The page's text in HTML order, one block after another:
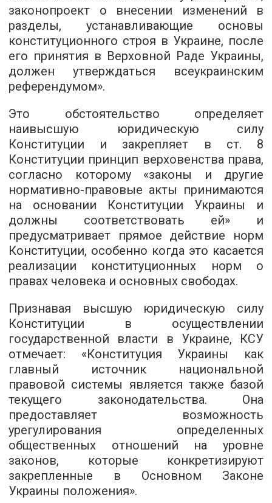
законопроект о внесении изменений в
разделы, устанавливающие основы
конституционного строя в Украине, после
его принятия в Верховной Раде Украины,
должен утверждаться всеукраинским
референдумом».
Это обстоятельство определяет
наивысшую юридическую силу
Конституции и закрепляет в ст. 8
Конституции принцип верховенства права,
согласно которому «законы и другие
нормативно-правовые акты принимаются
на основании Конституции Украины и
должны соответствовать ей» и
предусматривает прямое действие норм
Конституции, особенно когда это касается
реализации конституционных норм о
правах человека и основных свободах.
Признавая высшую юридическую силу
Конституции в осуществлении
государственной власти в Украине, КСУ
отмечает: «Конституция Украины как
главный источник национальной
правовой системы является также базой
текущего законодательства. Она
предоставляет возможность
урегулирования определенных
общественных отношений на уровне
законов, которые конкретизируют
закрепленные в Основном Законе
Украины положения».